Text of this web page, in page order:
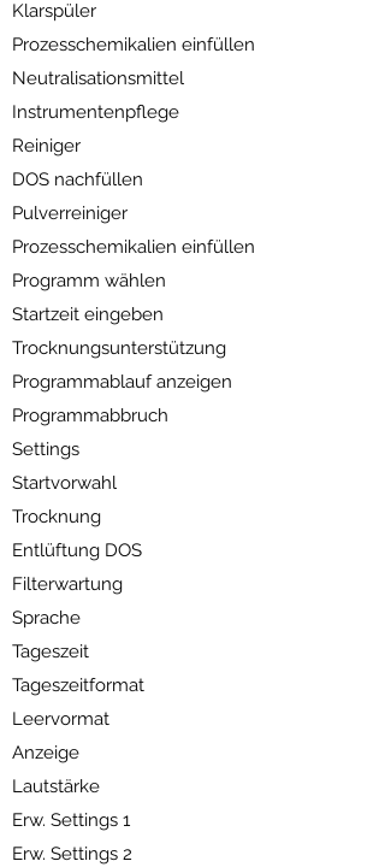
Klarspüler
Prozesschemikalien einfüllen
Neutralisationsmittel
Instrumentenpflege
Reiniger
DOS nachfüllen
Pulverreiniger
Prozesschemikalien einfüllen
Programm wählen
Startzeit eingeben
Trocknungsunterstützung
Programmablauf anzeigen
Programmabbruch
Settings
Startvorwahl
Trocknung
Entlüftung DOS
Filterwartung
Sprache
Tageszeit
Tageszeitformat
Leervormat
Anzeige
Lautstärke
Erw. Settings 1
Erw. Settings 2